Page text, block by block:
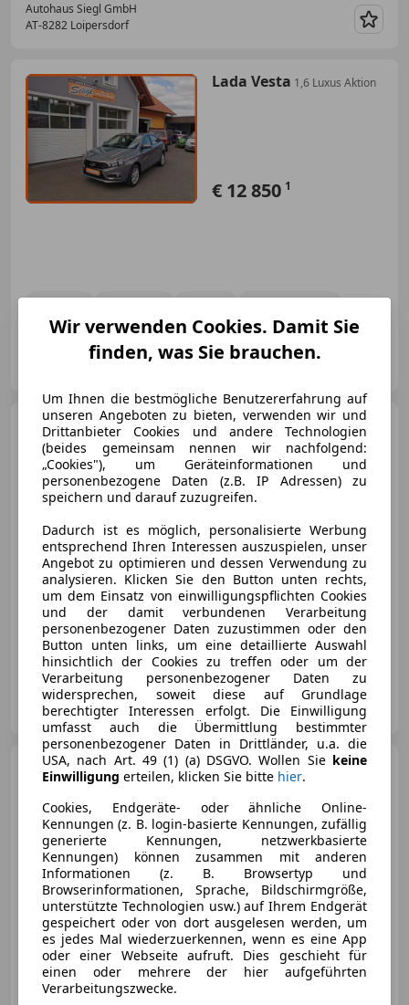
Autohaus Siegl GmbH
AT-8282 Loipersdorf
Lada Vesta 1,6 Luxus Aktion
€ 12 850 1
07/2019 46 600 km Benzin 78 kW (106 PS)
Autohaus Siegl GmbH
Volkswagen Golf
VariantGolf VII Variant
Trendline 1,6 TDI
€ 9 999
05/2014 99 987 km Diesel 66 kW (90 PS)
Autohaus Siegl GmbH
AT-8282 Loipersdorf
Opel Meriva 1,3 CDTI
ecoFLEX
€ 999
06/2006 175 124 km Diesel 55 kW (75 PS)
Autohaus Siegl GmbH
AT-8282 Loipersdorf
Wir verwenden Cookies. Damit Sie
finden, was Sie brauchen.
Um Ihnen die bestmögliche Benutzererfahrung auf
unseren Angeboten zu bieten, verwenden wir und
Drittanbieter Cookies und andere Technologien
(beides gemeinsam nennen wir nachfolgend:
„Cookies"), um Geräteinformationen und
personenbezogene Daten (z.B. IP Adressen) zu
speichern und darauf zuzugreifen.
Dadurch ist es möglich, personalisierte Werbung
entsprechend Ihren Interessen auszuspielen, unser
Angebot zu optimieren und dessen Verwendung zu
analysieren. Klicken Sie den Button unten rechts,
um dem Einsatz von einwilligungspflichten Cookies
und der damit verbundenen Verarbeitung
personenbezogener Daten zuzustimmen oder den
Button unten links, um eine detaillierte Auswahl
hinsichtlich der Cookies zu treffen oder um der
Verarbeitung personenbezogener Daten zu
widersprechen, soweit diese auf Grundlage
berechtigter Interessen erfolgt. Die Einwilligung
umfasst auch die Übermittlung bestimmter
personenbezogener Daten in Drittländer, u.a. die
USA, nach Art. 49 (1) (a) DSGVO. Wollen Sie keine
Einwilligung erteilen, klicken Sie bitte hier.
Cookies, Endgeräte- oder ähnliche Online-
Kennungen (z. B. login-basierte Kennungen, zufällig
generierte Kennungen, netzwerkbasierte
Kennungen) können zusammen mit anderen
Informationen (z. B. Browsertyp und
Browserinformationen, Sprache, Bildschirmgröße,
unterstützte Technologien usw.) auf Ihrem Endgerät
gespeichert oder von dort ausgelesen werden, um
es jedes Mal wiederzuerkennen, wenn es eine App
oder einer Webseite aufruft. Dies geschieht für
einen oder mehrere der hier aufgeführten
Verarbeitungszwecke.